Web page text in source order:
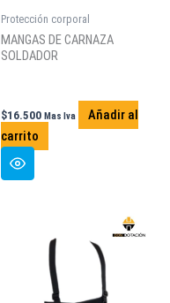
Protección corporal
MANGAS DE CARNAZA
SOLDADOR
$16.500 Mas Iva
Añadir al
carrito